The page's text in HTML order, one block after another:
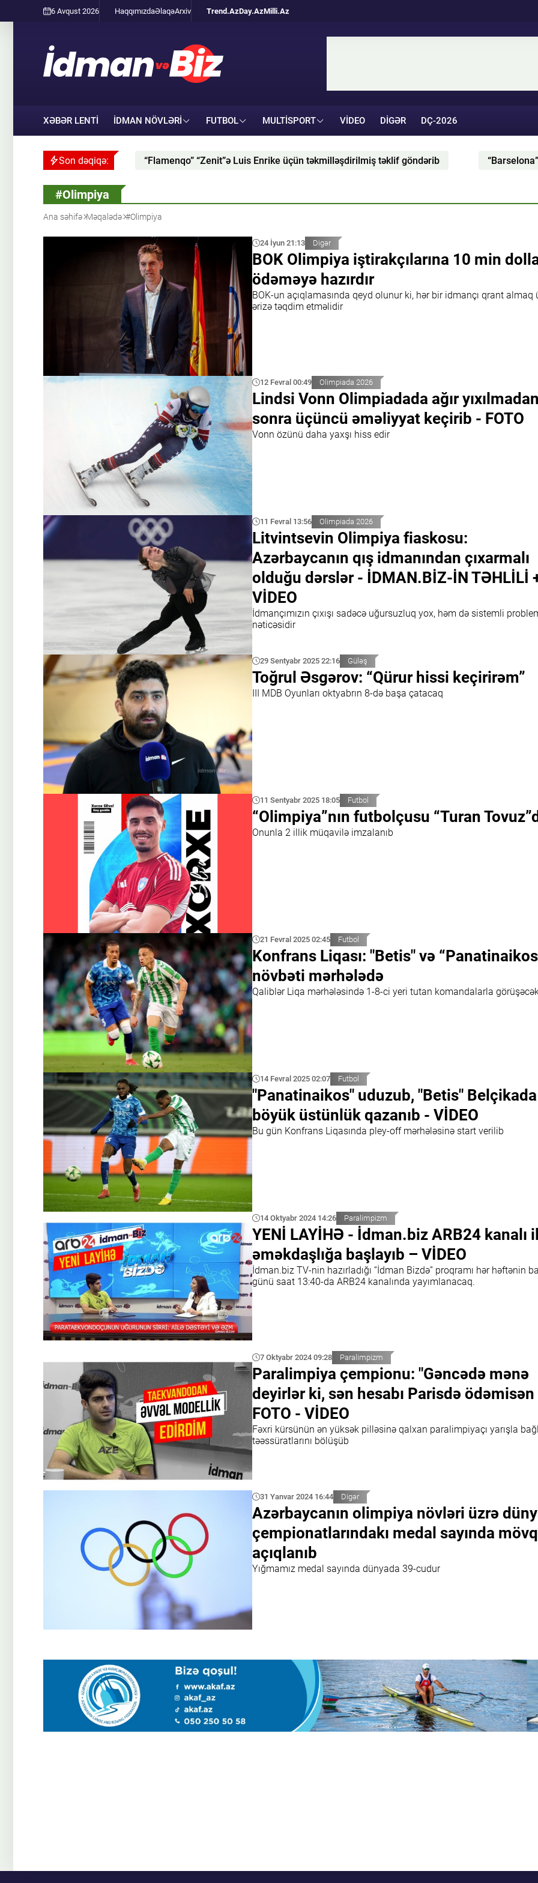
6 Avqust 2026 HaqqımızdaƏlaqəArxiv Trend.AzDay.AzMilli.Az
XƏBƏR LENTİ İDMAN NÖVLƏRI FUTBOL MULTISPORT VIDEO DIGƏR DÇ-2026
Son dəqiqə:
“Flamenqo” “Zenit”ə Luis Enrike üçün təkmilləşdirilmiş təklif göndərib “Barselona” Rodri uğrunda
#Olimpiya
Ana səhifə Məqalədə #Olimpiya
24 İyun 21:13 Digər
BOK Olimpiya iştirakçılarına 10 min
ödəməyə hazırdır
BOK-un açıqlamasında qeyd olunur ki, hər bir idmançı qrant almaq
ərizə təqdim etməlidir
12 Fevral 00:49 Olimpiada 2026
Lindsi Vonn Olimpiadada ağır yıxılmadan
sonra üçüncü əməliyyat keçirib - FOTO
Vonn özünü daha yaxşı hiss edir
11 Fevral 13:56 Olimpiada 2026
Litvintsevin Olimpiya fiaskosu:
Azərbaycanın qış idmanından çıxarmalı
olduğu dərslər - İDMAN.BİZ-İN TƏHLİLİ
VİDEO
İdmançımızın çıxışı sadəcə uğursuzluq yox, həm də sistemli
nəticəsidir
29 Sentyabr 2025 22:16 Güləş
Toğrul Əsgərov: “Qürur hissi keçirirəm”
III MDB Oyunları oktyabrın 8-də başa çatacaq
11 Sentyabr 2025 18:05 Futbol
“Olimpiya”nın futbolçusu “Turan
Onunla 2 illik müqavilə imzalanıb
21 Fevral 2025 02:45 Futbol
Konfrans Liqası: "Betis" və
növbəti mərhələdə
Qaliblər Liqa mərhələsində 1-8-ci yeri tutan komandalarla
14 Fevral 2025 02:07 Futbol
"Panatinaikos" uduzub, "Betis" Belçikada
böyük üstünlük qazanıb - VİDEO
Bu gün Konfrans Liqasında pley-off mərhələsinə start verilib
14 Oktyabr 2024 14:26 Paralimpizm
YENİ LAYİHƏ - İdman.biz ARB24 kanalı
əməkdaşlığa başlayıb – VİDEO
İdman.biz TV-nin hazırladığı “İdman Bizdə” proqramı hər həftənin
günü saat 13:40-da ARB24 kanalında yayımlanacaq.
7 Oktyabr 2024 09:28 Paralimpizm
Paralimpiya çempionu: "Gəncədə mənə
deyirlər ki, sən hesabı Parisdə ödəmisən
FOTO - VİDEO
Fəxri kürsünün ən yüksək pilləsinə qalxan paralimpiyaçı yarışla
təəssüratlarını bölüşüb
31 Yanvar 2024 16:44 Digər
Azərbaycanın olimpiya növləri üzrə
çempionatlarındakı medal sayında
açıqlanıb
Yığmamız medal sayında dünyada 39-cudur